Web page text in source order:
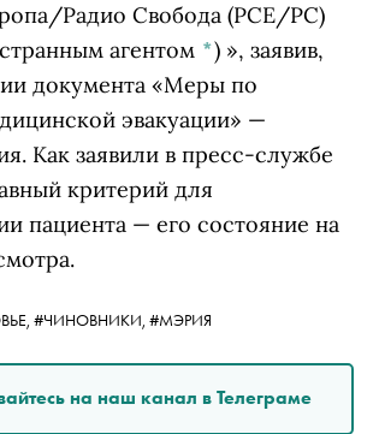
Радио Свобода (PCE/PC)
агентом *) », заявив,
документа «Меры по
эвакуации» —
Как заявили в пресс-службе
критерий для
пациента — его состояние на
#ЧИНОВНИКИ, #МЭРИЯ
на наш канал в Телеграме